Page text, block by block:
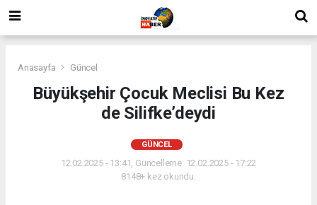
Anasayfa Güncel
Büyükşehir Çocuk Meclisi Bu Kez
de Silifke’deydi
GÜNCEL
12.02.2025 - 13:41, Güncelleme: 12.02.2025 - 17:22
8148+ kez okundu.